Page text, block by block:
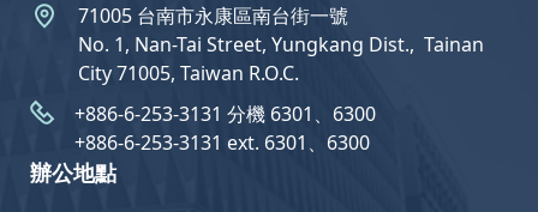
71005 台南市永康區南台街一號
No. 1, Nan-Tai Street, Yungkang Dist.,  Tainan
City 71005, Taiwan R.O.C.
+886-6-253-3131 分機 6301、6300
+886-6-253-3131 ext. 6301、6300
辦公地點